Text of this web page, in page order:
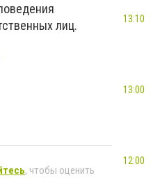
лиц.
, чтобы оценить
13:10
13:00
12:00